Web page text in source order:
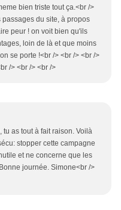
bien triste tout ça.<br />
passages du site, à propos
peur ! on voit bien qu'ils
loin de là et que moins
se porte !<br /> <br /> <br />
/> <br /> <br />
as tout à fait raison. Voilà
stopper cette campagne
et ne concerne que les
journée. Simone<br />